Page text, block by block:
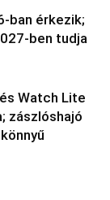
ban érkezik;
ben tudja
Watch Lite
zászlóshajó